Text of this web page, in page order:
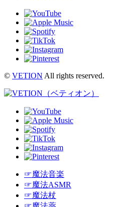
© VETION All rights reserved.
☞魔法音楽
☞魔法ASMR
☞魔法杖